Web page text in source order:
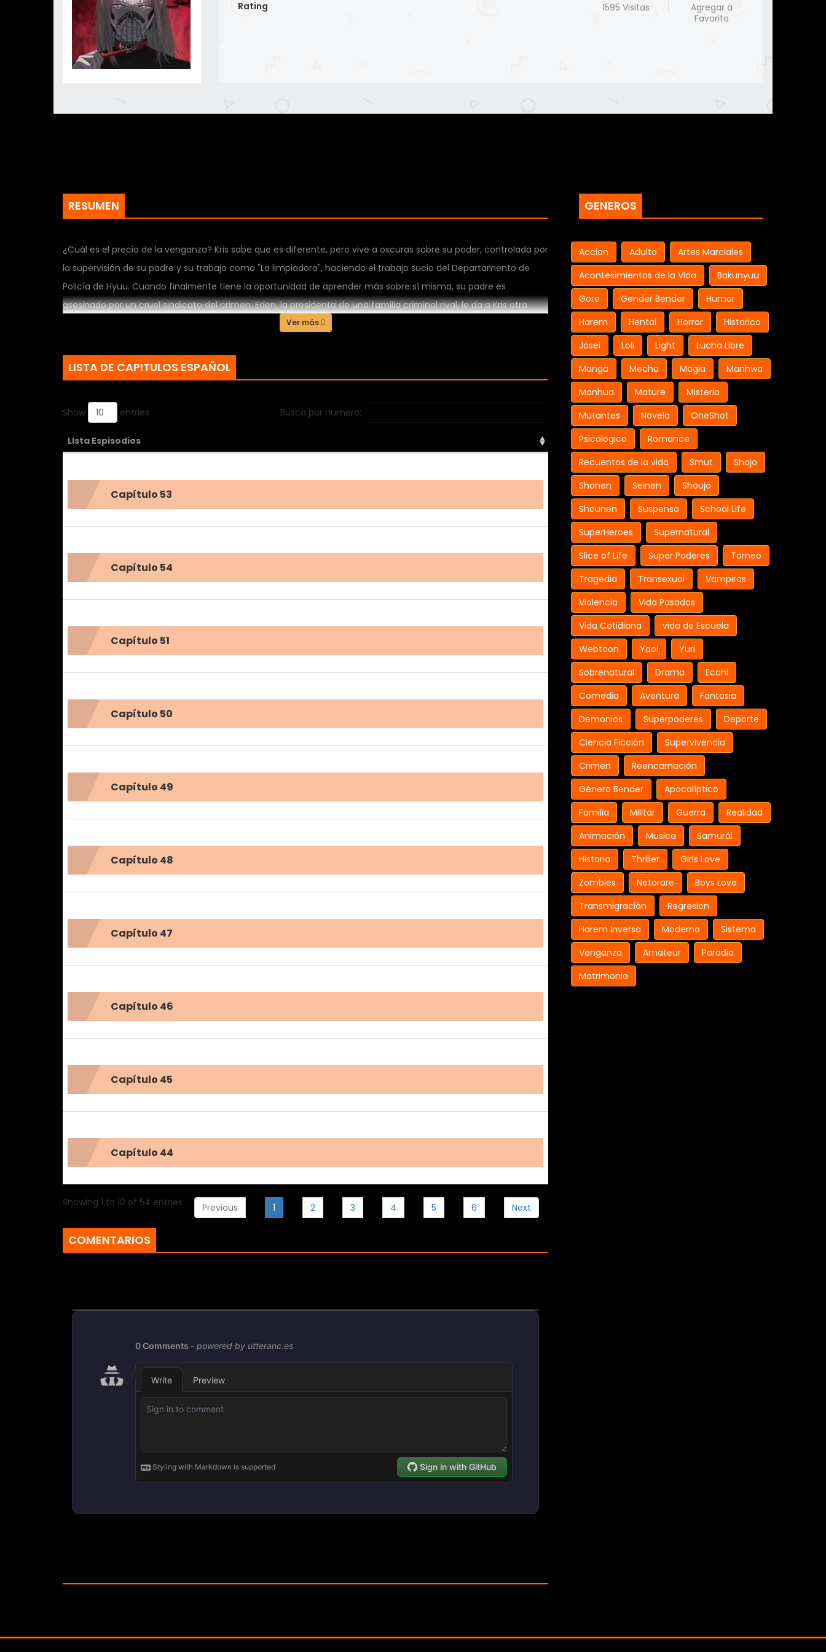
Rating 1595 Visitas
Agregar a
Favorito
RESUMEN
¿Cuál es el precio de la venganza? Kris sabe que es diferente, pero vive a oscuras sobre su poder, controlada por
la supervisión de su padre y su trabajo como "La limpiadora", haciendo el trabajo sucio del Departamento de
Policía de Hyuu. Cuando finalmente tiene la oportunidad de aprender más sobre sí misma, su padre es
asesinado por un cruel sindicato del crimen. Eden, la presidenta de una familia criminal rival, le da a Kris otra
oportunidad en la vida. Con la venganza en mente, ¿Kris se adaptará a su nueva vida en el inframundo o caerá
Ver más
LISTA DE CAPITULOS ESPAÑOL
Show entries Busca por numero:
LIsta Espisodios
Capítulo 53
Capítulo 54
Capítulo 51
Capítulo 50
Capítulo 49
Capítulo 48
Capítulo 47
Capítulo 46
Capítulo 45
Capítulo 44
Showing 1 to 10 of 54 entries Previous 1 2 3 4 5 6 Next
COMENTARIOS
GENEROS
Accion Adulto
Artes Marciales
Acontesimientos de la Vida
Bakunyuu
Gore
Gender Bender
Humor
Harem
Hentai Horror
Historico
Josei
Loli Light
Lucha Libre
Manga
Mecha Magia
Manhwa
Manhua
Mature
Misterio
Mutantes
Novela
OneShot
Psicologico
Romance
Recuentos de la vida
Smut
Shojo
Shonen
Seinen
Shoujo
Shounen
Suspenso
School Life
SuperHeroes
Supernatural
Slice of Life
Super Poderes
Torneo
Tragedia
Transexual
Vampiros
Violencia
Vida Pasadas
Vida Cotidiana
vida de Escuela
Webtoon
Yaoi
Yuri
Sobrenatural
Drama
Ecchi
Comedia
Aventura
Fantasia
Demonios
Superpoderes
Deporte
Ciencia Ficción
Supervivencia
Crimen
Reencarnación
Género Bender
Apocalíptico
Familia
Militar Guerra
Realidad
Animación
Musica
Samurái
Historia
Thriller
Girls Love
Zombies
Netorare
Boys Love
Transmigración
Regresion
Harem Inverso
Moderno
Sistema
Venganza
Amateur
Parodia
Matrimonio